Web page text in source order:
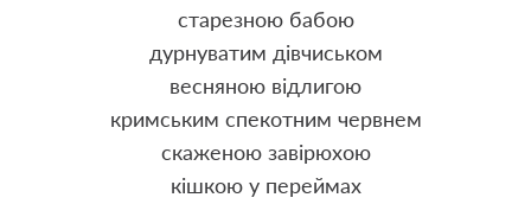
старезною бабою
дурнуватим дівчиськом
весняною відлигою
кримським спекотним червнем
скаженою завірюхою
кішкою у переймах